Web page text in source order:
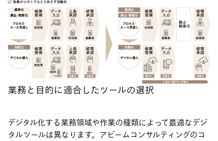
業務と目的に適合したツールの選択
デジタル化する業務領域や作業の種類によって最適なデジ
タルツールは異なります。アビームコンサルティングのコ